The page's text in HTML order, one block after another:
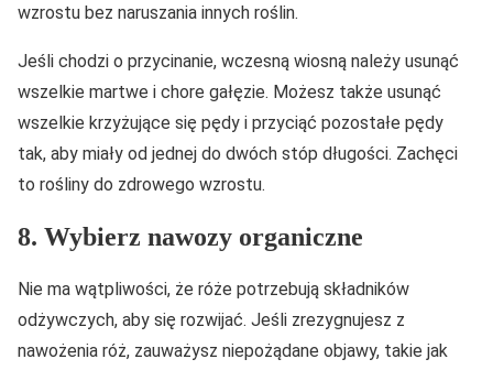
wzrostu bez naruszania innych roślin.
Jeśli chodzi o przycinanie, wczesną wiosną należy usunąć
wszelkie martwe i chore gałęzie. Możesz także usunąć
wszelkie krzyżujące się pędy i przyciąć pozostałe pędy
tak, aby miały od jednej do dwóch stóp długości. Zachęci
to rośliny do zdrowego wzrostu.
8. Wybierz nawozy organiczne
Nie ma wątpliwości, że róże potrzebują składników
odżywczych, aby się rozwijać. Jeśli zrezygnujesz z
nawożenia róż, zauważysz niepożądane objawy, takie jak